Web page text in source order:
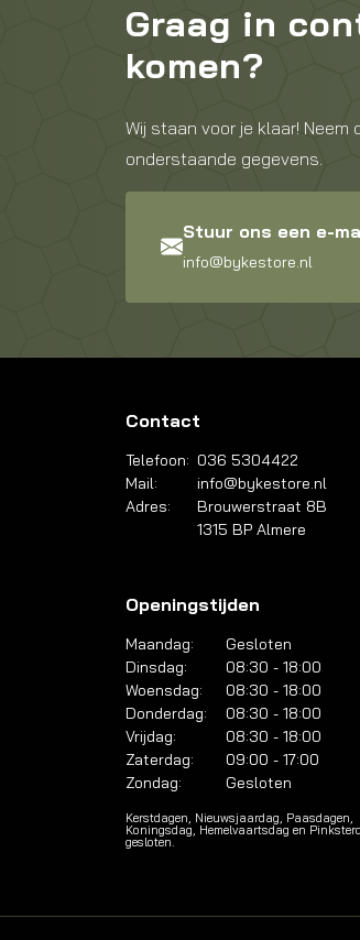
Graag in
komen?
Wij staan voor je klaar! Neem
onderstaande gegevens.
Stuur ons een e-
info@bykestore.nl
Contact
Telefoon: 036 5304422
Mail:
info@bykestore.nl
Adres:
Brouwerstraat 8B
1315 BP Almere
Openingstijden
Maandag:
Gesloten
Dinsdag:
08:30 - 18:00
Woensdag:
08:30 - 18:00
Donderdag:
08:30 - 18:00
Vrijdag:
08:30 - 18:00
Zaterdag:
09:00 - 17:00
Zondag:
Gesloten
Kerstdagen, Nieuwsjaardag, Paasdagen,
Koningsdag, Hemelvaartsdag en
gesloten.